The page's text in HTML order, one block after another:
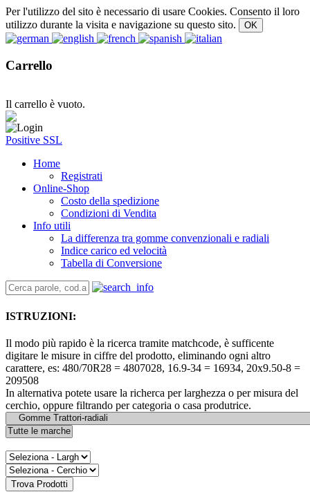
Per l'utilizzo del sito è necessario di usare Cookies. Consento il loro
utilizzo durante la visita e navigazione su questo sito.
Carrello
Il carrello è vuoto.
Positive SSL
Home
Registrati
Online-Shop
Costo della spedizione
Condizioni di Vendita
Info utili
La differenza tra gomme convenzionali e radiali
Indice carico ed velocità
Tabella di Conversione
ISTRUZIONI:
Il modo più rapido è la ricerca tramite matchcode, è sufficente
digitare le misure in ciffre del prodotto, eliminando ogni altro
carattere, es: 480/70R28 = 4807028, 16.9-34 = 16934, 20x9.50-8 =
209508
In alternativa potete usare la richerca per larghezza o per misura del
cerchio, oppure filtrando per categoria o casa produtrice.